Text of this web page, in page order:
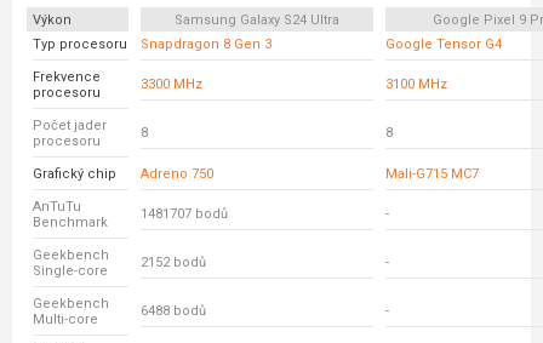
Výkon Samsung Galaxy S24 Ultra
Google Pixel 9
Typ procesoru
Snapdragon 8 Gen 3 Google Tensor G4
Frekvence
procesoru
3300 MHz 3100 MHz
Počet jader
procesoru
8 8
Grafický chip Adreno 750 Mali-G715 MC7
AnTuTu
Benchmark
1481707 bodů -
Geekbench
Single-core
2152 bodů -
Geekbench
Multi-core
6488 bodů -